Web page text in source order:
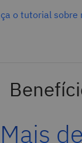
o tutorial
Mais